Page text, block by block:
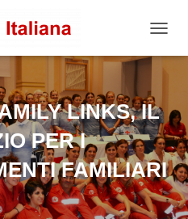
LINKS, IL
PER I
FAMILIARI